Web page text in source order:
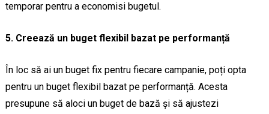
temporar pentru a economisi bugetul.
5. Creează un buget flexibil bazat pe performanță
În loc să ai un buget fix pentru fiecare campanie, poți opta
pentru un buget flexibil bazat pe performanță. Acesta
presupune să aloci un buget de bază și să ajustezi